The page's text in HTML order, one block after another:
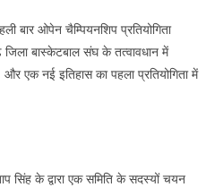
बार ओपेन चैम्पियनशिप प्रतियोगिता
बास्केटबाल संघ के तत्वावधान में
एक नई इतिहास का पहला प्रतियोगिता में
के द्वारा एक समिति के सदस्यों चयन